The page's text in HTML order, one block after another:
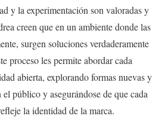
y la experimentación son valoradas y
creen que en un ambiente donde las
surgen soluciones verdaderamente
proceso les permite abordar cada
abierta, explorando formas nuevas y
público y asegurándose de que cada
la identidad de la marca.